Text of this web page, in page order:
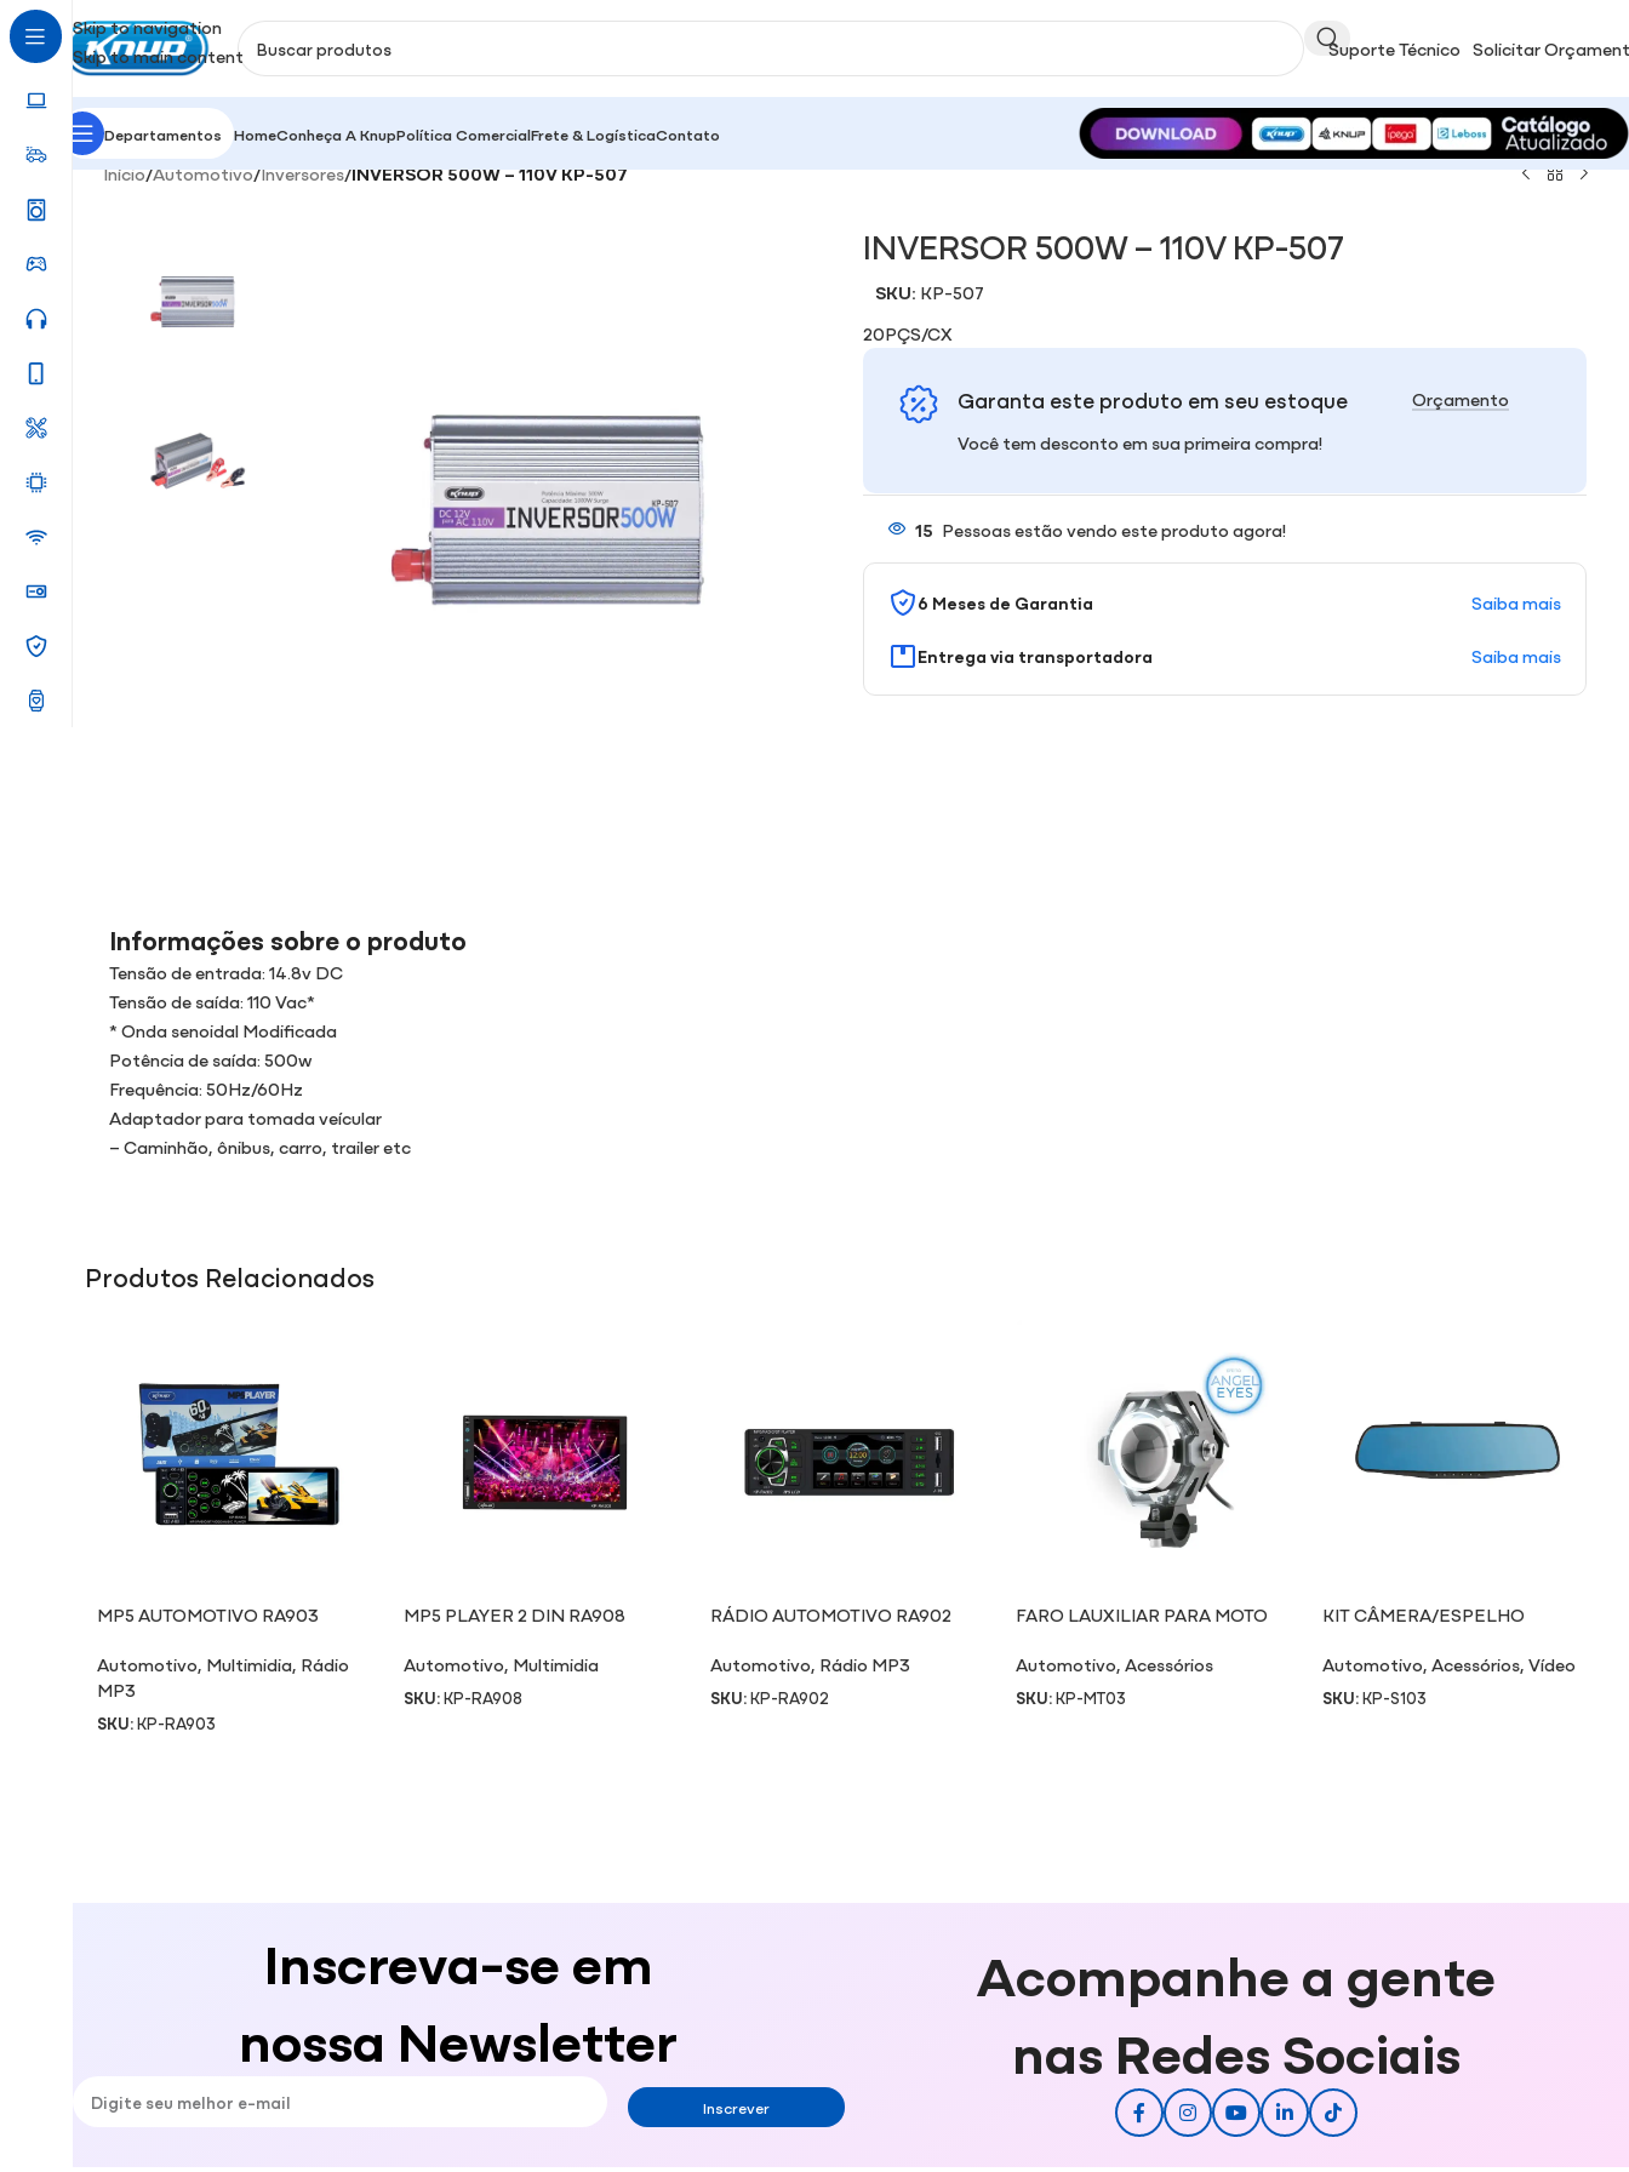
Skip to navigation
Skip to main content
Suporte Técnico Solicitar
Departamentos HomeConheça A KnupPolítica ComercialFrete & LogísticaContato
Início/Automotivo/Inversores/INVERSOR 500W – 110V KP-507
INVERSOR 500W – 110V KP-507
SKU: KP-507
20PÇS/CX
Garanta este produto em seu estoque
Você tem desconto em sua primeira compra!
Orçamento
15 Pessoas estão vendo este produto agora!
6 Meses de Garantia Saiba mais
Entrega via transportadora Saiba mais
Informações sobre o produto
Tensão de entrada: 14.8v DC
Tensão de saída: 110 Vac*
* Onda senoidal Modificada
Potência de saída: 500w
Frequência: 50Hz/60Hz
Adaptador para tomada veícular
– Caminhão, ônibus, carro, trailer etc
Produtos Relacionados
MP5 AUTOMOTIVO RA903
Automotivo, Multimidia, Rádio
MP3
SKU:KP-RA903
MP5 PLAYER 2 DIN RA908
Automotivo, Multimidia
SKU:KP-RA908
RÁDIO AUTOMOTIVO RA902
Automotivo, Rádio MP3
SKU:KP-RA902
FARO LAUXILIAR PARA MOTO
Automotivo, Acessórios
SKU:KP-MT03
KIT CÂMERA/ESPELHO
Automotivo,Acessórios,Vídeo
SKU:KP-S103
Inscreva-se em
nossa Newsletter
Inscrever
Acompanhe a gente
nas Redes Sociais